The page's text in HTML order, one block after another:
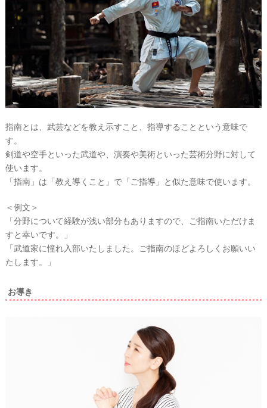
指南とは、武芸などを教え示すこと、指導することという意味で
す。
剣道や空手といった武道や、演奏や美術といった芸術分野に対して
使います。
「指南」は「教え導くこと」で「ご指導」と似た意味で使います。
＜例文＞
「分野について経験が浅い部分もありますので、ご指南いただけま
すと幸いです。」
「武道家に憧れ入部いたしました。ご指南のほどよろしくお願いい
たします。」
お導き